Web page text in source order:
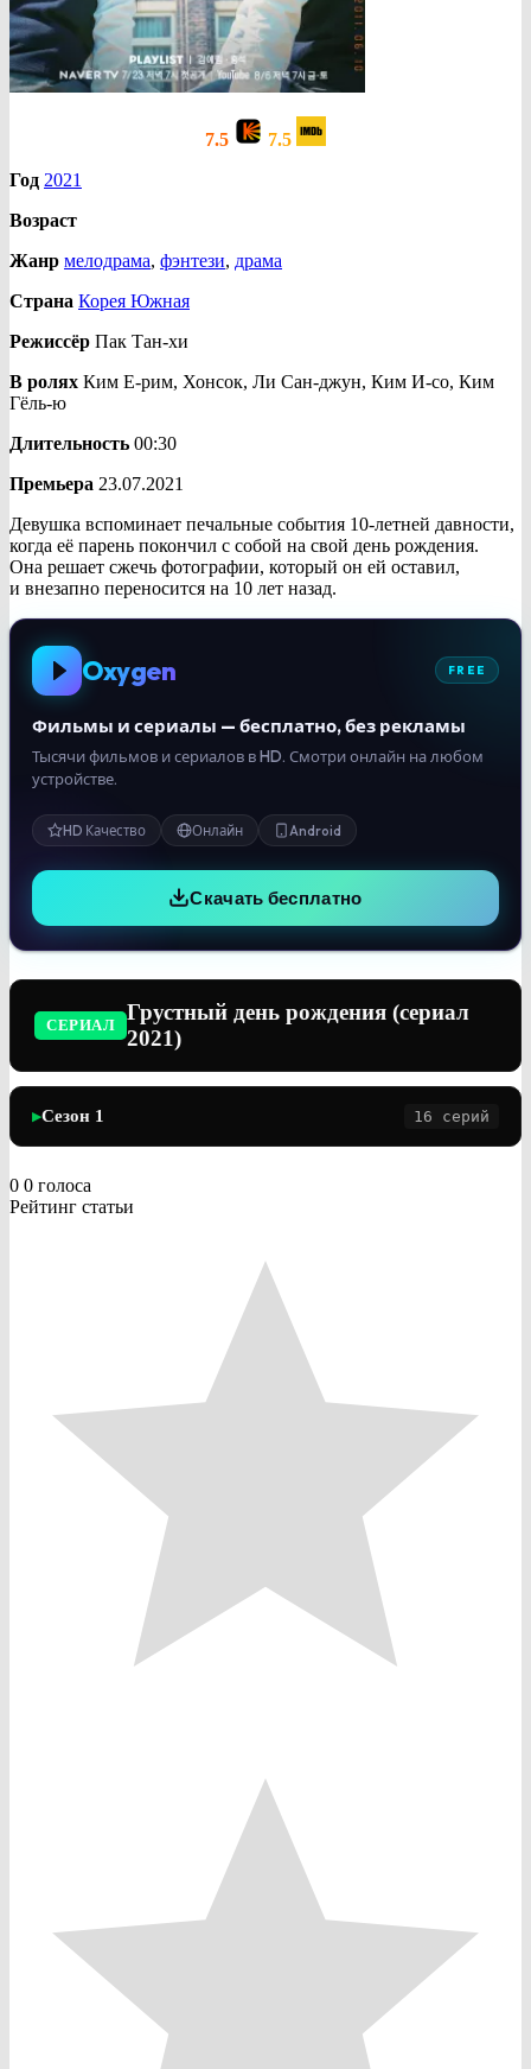
7.5
7.5
Год 2021
Возраст
Жанр мелодрама, фэнтези, драма
Страна Корея Южная
Режиссёр Пак Тан-хи
В ролях Ким Е-рим, Хонсок, Ли Сан-джун, Ким И-со, Ким
Гёль-ю
Длительность 00:30
Премьера 23.07.2021
Девушка вспоминает печальные события 10-летней давности,
когда её парень покончил с собой на свой день рождения.
Она решает сжечь фотографии, который он ей оставил,
и внезапно переносится на 10 лет назад.
Oxygen FREE
Фильмы и сериалы — бесплатно, без рекламы
Тысячи фильмов и сериалов в HD. Смотри онлайн на любом
устройстве.
HD Качество Онлайн Android
Скачать бесплатно
СЕРИАЛ
Грустный день рождения (сериал
2021)
▶Сезон 1 16 серий
0 0 голоса
Рейтинг статьи